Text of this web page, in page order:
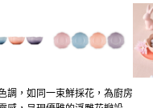
調，如同一束鮮採花，為廚房